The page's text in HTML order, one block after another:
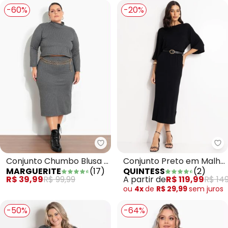
-60%
Marguerite - Conjunto Chumbo
Conjunto Chumbo Blusa e
Saia em Ribana Plus Size
MARGUERITE (17)
R$ 39,99R$ 99,99
-20%
Conjunto Preto em Malha
Tricot Leve
QUINTESS (2)
A partir deR$ 119,99R$
ou 4xde R$ 29,99sem juros
-50% -64%